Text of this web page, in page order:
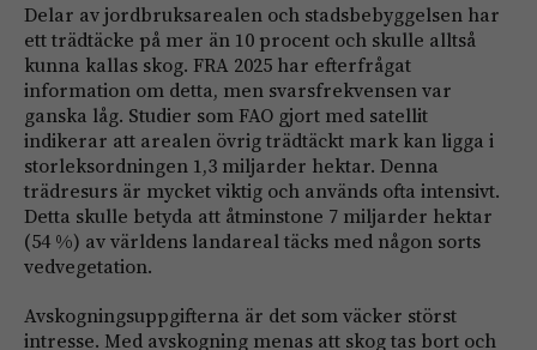
Delar av jordbruksarealen och stadsbebyggelsen har
ett trädtäcke på mer än 10 procent och skulle alltså
kunna kallas skog. FRA 2025 har efterfrågat
information om detta, men svarsfrekvensen var
ganska låg. Studier som FAO gjort med satellit
indikerar att arealen övrig trädtäckt mark kan ligga i
storleksordningen 1,3 miljarder hektar. Denna
trädresurs är mycket viktig och används ofta intensivt.
Detta skulle betyda att åtminstone 7 miljarder hektar
(54 %) av världens landareal täcks med någon sorts
vedvegetation.
Avskogningsuppgifterna är det som väcker störst
intresse. Med avskogning menas att skog tas bort och